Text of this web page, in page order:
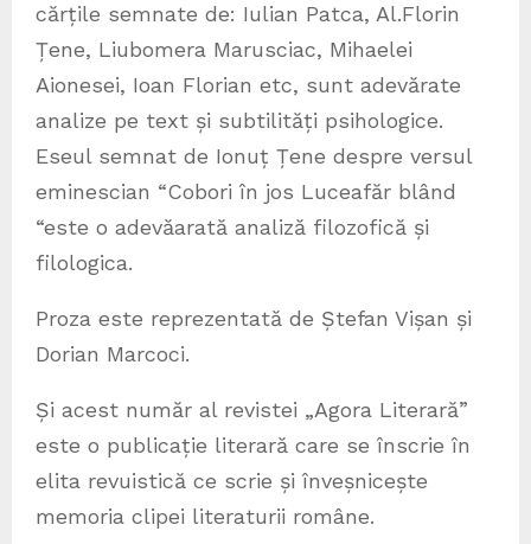
cărțile semnate de: Iulian Patca, Al.Florin
Țene, Liubomera Marusciac, Mihaelei
Aionesei, Ioan Florian etc, sunt adevărate
analize pe text și subtilități psihologice.
Eseul semnat de Ionuț Țene despre versul
eminescian “Cobori în jos Luceafăr blând
“este o adevăarată analiză filozofică și
filologica.
Proza este reprezentată de Ștefan Vișan și
Dorian Marcoci.
Și acest număr al revistei „Agora Literară”
este o publicație literară care se înscrie în
elita revuistică ce scrie și înveșnicește
memoria clipei literaturii române.